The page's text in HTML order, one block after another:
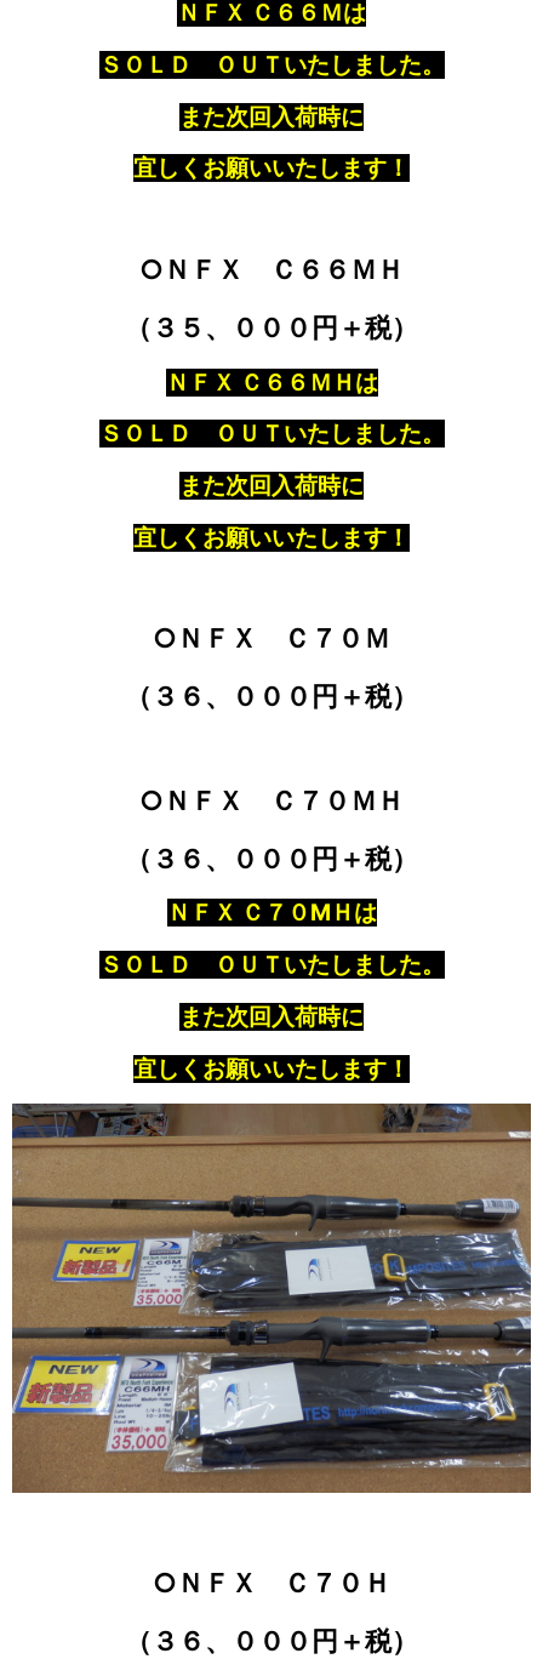
ＮＦＸ Ｃ６６Ｍは
ＳＯＬＤ ＯＵＴいたしました。
また次回入荷時に
宜しくお願いいたします！
○ＮＦＸ Ｃ６６ＭＨ
（３５、０００円＋税）
ＮＦＸ Ｃ６６ＭＨは
ＳＯＬＤ ＯＵＴいたしました。
また次回入荷時に
宜しくお願いいたします！
○ＮＦＸ Ｃ７０Ｍ
（３６、０００円＋税）
○ＮＦＸ Ｃ７０ＭＨ
（３６、０００円＋税）
ＮＦＸ Ｃ７０MＨは
ＳＯＬＤ ＯＵＴいたしました。
また次回入荷時に
宜しくお願いいたします！
○ＮＦＸ Ｃ７０Ｈ
（３６、０００円＋税）